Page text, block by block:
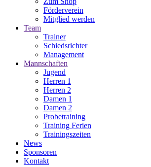
Förderverein
Mitglied werden
Team
Trainer
Schiedsrichter
Management
Mannschaften
Jugend
Herren 1
Herren 2
Damen 1
Damen 2
Probetraining
Training Ferien
Trainingszeiten
News
Sponsoren
Kontakt